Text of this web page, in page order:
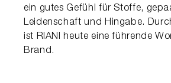
ein gutes Gefühl für Stoffe,
Leidenschaft und Hingabe.
ist RIANI heute eine führende
Brand.